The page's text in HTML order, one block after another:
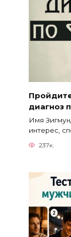
диагноз
Имя
интерес,
237к.